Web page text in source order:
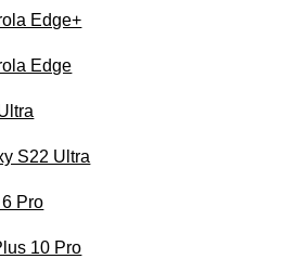
Edge+
Edge
S22 Ultra
Pro
10 Pro